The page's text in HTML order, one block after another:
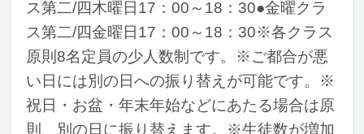
ス第二/四木曜日17：00～18：30●金曜クラ
ス第二/四金曜日17：00～18：30※各クラス
原則8名定員の少人数制です。※ご都合が悪
い日には別の日への振り替えが可能です。※
祝日・お盆・年末年始などにあたる場合は原
則、別の日に振り替えます。※生徒数が増加